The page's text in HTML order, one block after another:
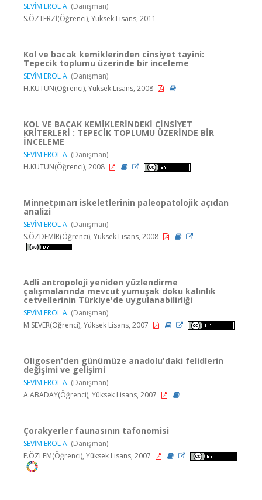
SEVİM EROL A. (Danışman)
S.ÖZTERZİ(Öğrenci), Yüksek Lisans, 2011
Kol ve bacak kemiklerinden cinsiyet tayini:
Tepecik toplumu üzerinde bir inceleme
SEVİM EROL A. (Danışman)
H.KUTUN(Öğrenci), Yüksek Lisans, 2008
KOL VE BACAK KEMİKLERİNDEKİ CİNSİYET
KRİTERLERİ : TEPECİK TOPLUMU ÜZERİNDE BİR
İNCELEME
SEVİM EROL A. (Danışman)
H.KUTUN(Öğrenci), 2008
Minnetpınarı iskeletlerinin paleopatolojik açıdan
analizi
SEVİM EROL A. (Danışman)
S.ÖZDEMİR(Öğrenci), Yüksek Lisans, 2008
Adli antropoloji yeniden yüzlendirme
çalışmalarında mevcut yumuşak doku kalınlık
cetvellerinin Türkiye'de uygulanabilirliği
SEVİM EROL A. (Danışman)
M.SEVER(Öğrenci), Yüksek Lisans, 2007
Oligosen'den günümüze anadolu'daki felidlerin
değişimi ve gelişimi
SEVİM EROL A. (Danışman)
A.ABADAY(Öğrenci), Yüksek Lisans, 2007
Çorakyerler faunasının tafonomisi
SEVİM EROL A. (Danışman)
E.ÖZLEM(Öğrenci), Yüksek Lisans, 2007